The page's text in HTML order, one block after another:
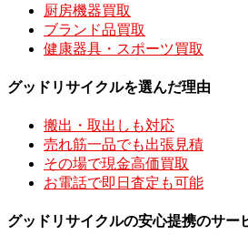
厨房機器買取
ブランド品買取
健康器具・スポーツ買取
グッドリサイクルを選んだ理由
搬出・取出しも対応
売れ筋一品でも出張見積
その場で現金高価買取
お電話で即日査定も可能
グッドリサイクルの安心提携のサー